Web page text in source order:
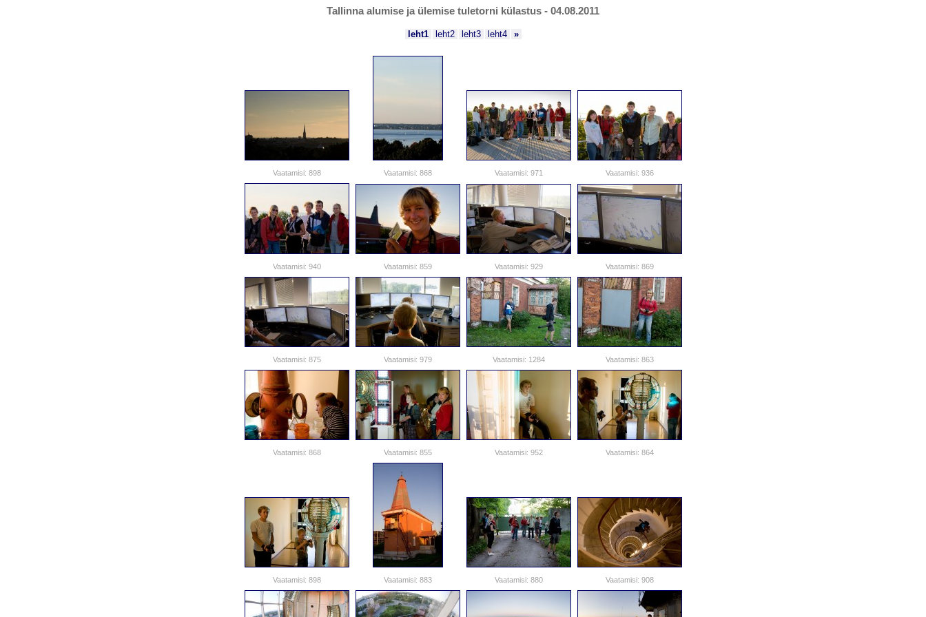
Tallinna alumise ja ülemise tuletorni külastus - 04.08.2011
leht1 leht2 leht3 leht4 »
Vaatamisi: 898 Vaatamisi: 868 Vaatamisi: 971 Vaatamisi: 936
Vaatamisi: 940 Vaatamisi: 859 Vaatamisi: 929 Vaatamisi: 869
Vaatamisi: 875 Vaatamisi: 979 Vaatamisi: 1284 Vaatamisi: 863
Vaatamisi: 868 Vaatamisi: 855 Vaatamisi: 952 Vaatamisi: 864
Vaatamisi: 898 Vaatamisi: 883 Vaatamisi: 880 Vaatamisi: 908